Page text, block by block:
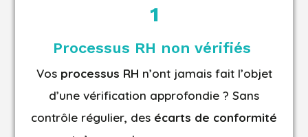
1
Processus RH non vérifiés
Vos processus RH n’ont jamais fait l’objet
d’une vérification approfondie ? Sans
contrôle régulier, des écarts de conformité